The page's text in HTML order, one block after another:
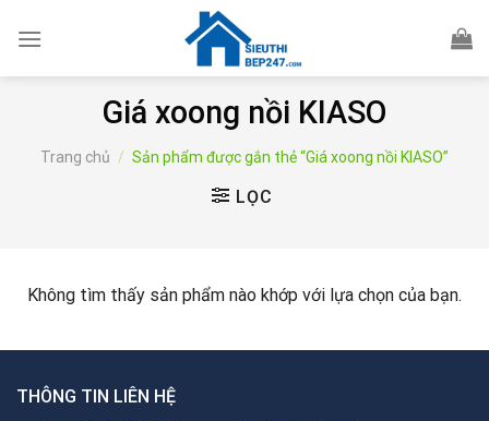
Giá xoong nồi KIASO
Trang chủ / Sản phẩm được gắn thẻ “Giá xoong nồi KIASO”
LỌC
Không tìm thấy sản phẩm nào khớp với lựa chọn của bạn.
THÔNG TIN LIÊN HỆ